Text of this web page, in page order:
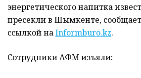
энергетического напитка
пресекли в Шымкенте, сообщает
ссылкой наInformburo.kz.
Сотрудники АФМ изъяли: